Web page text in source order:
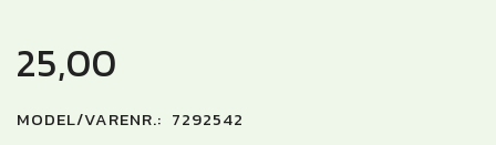
25,00
MODEL/VARENR.: 7292542